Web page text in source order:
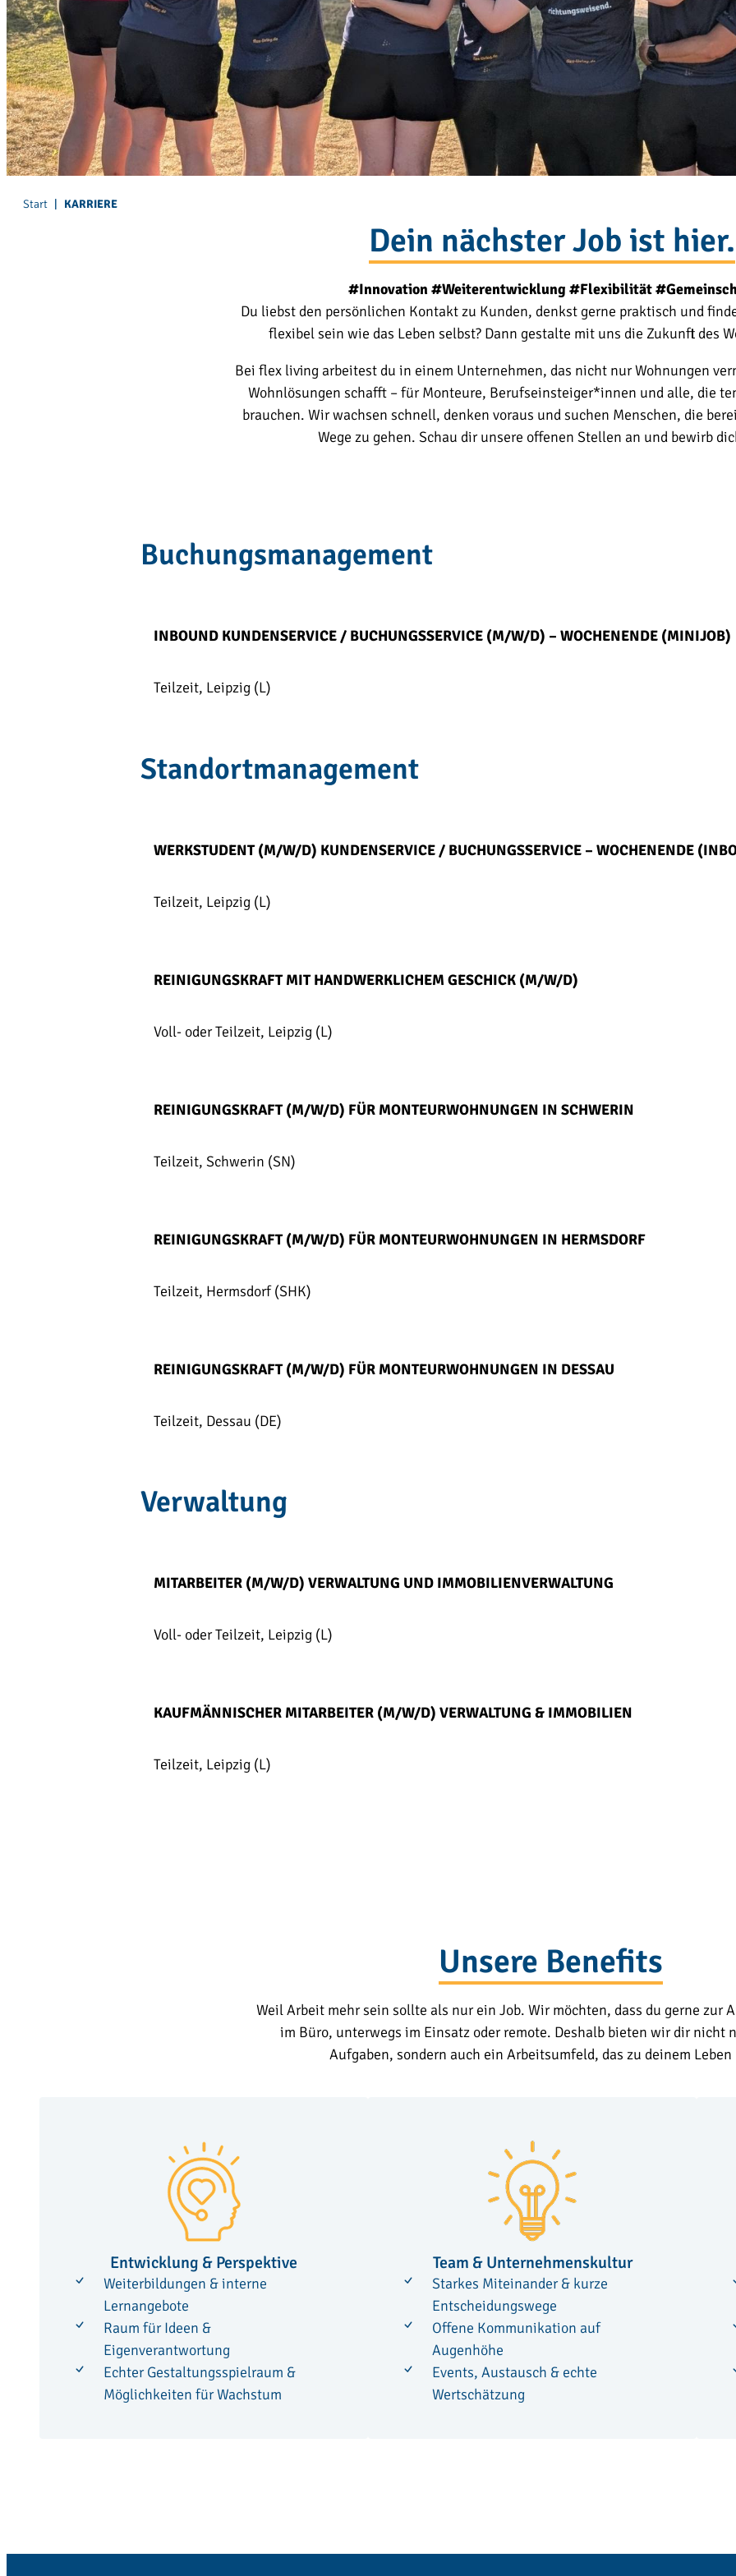
Start | KARRIERE
Dein nächster Job ist hier.
#Innovation #Weiterentwicklung #Flexibilität
Du liebst den persönlichen Kontakt zu Kunden, denkst gerne praktisch und
flexibel sein wie das Leben selbst? Dann gestalte mit uns die Zukunft des
Bei flex living arbeitest du in einem Unternehmen, das nicht nur Wohnungen
Wohnlösungen schafft – für Monteure, Berufseinsteiger*innen und alle, die
brauchen. Wir wachsen schnell, denken voraus und suchen Menschen, die
Wege zu gehen. Schau dir unsere offenen Stellen an und bewirb
Buchungsmanagement
INBOUND KUNDENSERVICE / BUCHUNGSSERVICE (M/W/D) – WOCHENENDE (MINIJOB)
Teilzeit, Leipzig (L)
Standortmanagement
WERKSTUDENT (M/W/D) KUNDENSERVICE / BUCHUNGSSERVICE – WOCHENENDE
Teilzeit, Leipzig (L)
REINIGUNGSKRAFT MIT HANDWERKLICHEM GESCHICK (M/W/D)
Voll- oder Teilzeit, Leipzig (L)
REINIGUNGSKRAFT (M/W/D) FÜR MONTEURWOHNUNGEN IN SCHWERIN
Teilzeit, Schwerin (SN)
REINIGUNGSKRAFT (M/W/D) FÜR MONTEURWOHNUNGEN IN HERMSDORF
Teilzeit, Hermsdorf (SHK)
REINIGUNGSKRAFT (M/W/D) FÜR MONTEURWOHNUNGEN IN DESSAU
Teilzeit, Dessau (DE)
Verwaltung
MITARBEITER (M/W/D) VERWALTUNG UND IMMOBILIENVERWALTUNG
Voll- oder Teilzeit, Leipzig (L)
KAUFMÄNNISCHER MITARBEITER (M/W/D) VERWALTUNG & IMMOBILIEN
Teilzeit, Leipzig (L)
Unsere Benefits
Weil Arbeit mehr sein sollte als nur ein Job. Wir möchten, dass du gerne zur
im Büro, unterwegs im Einsatz oder remote. Deshalb bieten wir dir nicht
Aufgaben, sondern auch ein Arbeitsumfeld, das zu deinem Leben
Entwicklung & Perspektive
Weiterbildungen & interne
Lernangebote
Raum für Ideen &
Eigenverantwortung
Echter Gestaltungsspielraum &
Möglichkeiten für Wachstum
Team & Unternehmenskultur
Starkes Miteinander & kurze
Entscheidungswege
Offene Kommunikation auf
Augenhöhe
Events, Austausch & echte
Wertschätzung